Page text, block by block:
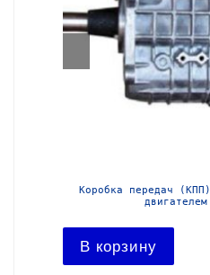
Коробка передач
двигателем
В корзину